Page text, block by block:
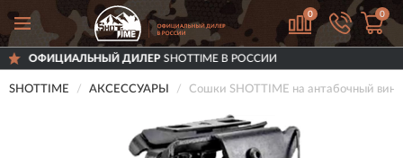
0 0
ДИЛЕРSHOTTIME В РОССИИ
SHOTTIME АКСЕССУАРЫ Сошки SHOTTIME на антабочный